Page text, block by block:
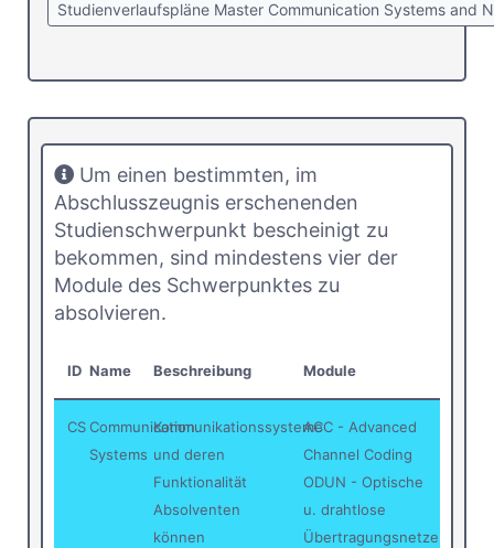
Studienverlaufspläne Master Communication Systems and
Um einen bestimmten, im
Abschlusszeugnis erschenenden
Studienschwerpunkt bescheinigt zu
bekommen, sind mindestens vier der
Module des Schwerpunktes zu
absolvieren.
ID Name Beschreibung Module
CSCommunication
Systems
Kommunikationssysteme
und deren
Funktionalität
Absolventen
können
ACC - Advanced
Channel Coding
ODUN - Optische
u. drahtlose
Übertragungsnetze